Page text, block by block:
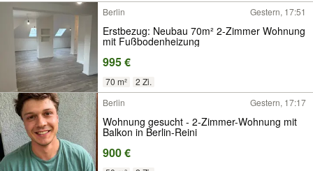
Berlin
Gestern, 17:51
Erstbezug: Neubau 70m² 2-Zimmer Wohnung
mit Fußbodenheizung
995 €
70 m²
2 Zi.
Berlin
Gestern, 17:17
Wohnung gesucht - 2-Zimmer-Wohnung mit
Balkon in Berlin-Reini
900 €